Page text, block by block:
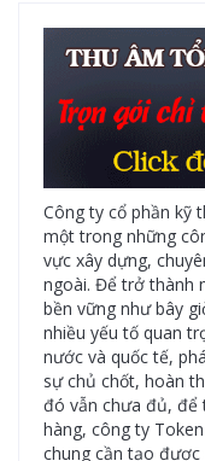
Công ty cổ phần kỹ
một trong những
vực xây dựng,
ngoài. Để trở thành
bền vững như bây
nhiều yếu tố quan
nước và quốc tế,
sự chủ chốt, hoàn
đó vẫn chưa đủ, để
hàng, công ty
chung cần tạo